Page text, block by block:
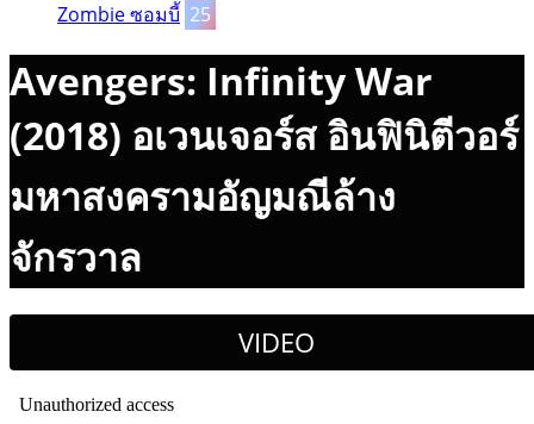
Zombie ซอมบี้ 25
Avengers: Infinity War
(2018) อเวนเจอร์ส อินฟินิตีวอร์
มหาสงครามอัญมณีล้าง
จักรวาล
VIDEO